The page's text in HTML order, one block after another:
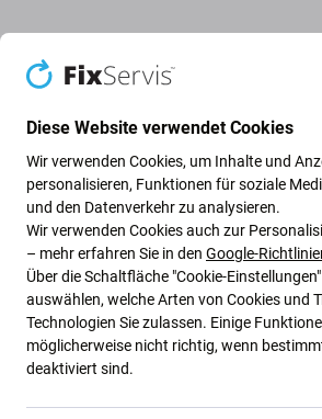
Akku für OnePlus 5 A5000
Wenn der Akku von OnePlus 5 A5000
Wann muss die Batterie
die Batterie ist aufgeblasen
das Gerät entlädt sich schnell
das Gerät überhitzt
das Gerät kann nicht zu 100 %
das Gerät zeigt den Batteriestatus
Diese Website verwendet Cookies
Wir verwenden Cookies, um Inhalte und
personalisieren, Funktionen für soziale
und den Datenverkehr zu analysieren.
Wir verwenden Cookies auch zur
– mehr erfahren Sie in den Google-
Über die Schaltfläche "Cookie-
auswählen, welche Arten von Cookies und
Technologien Sie zulassen. Einige
möglicherweise nicht richtig, wenn
deaktiviert sind.